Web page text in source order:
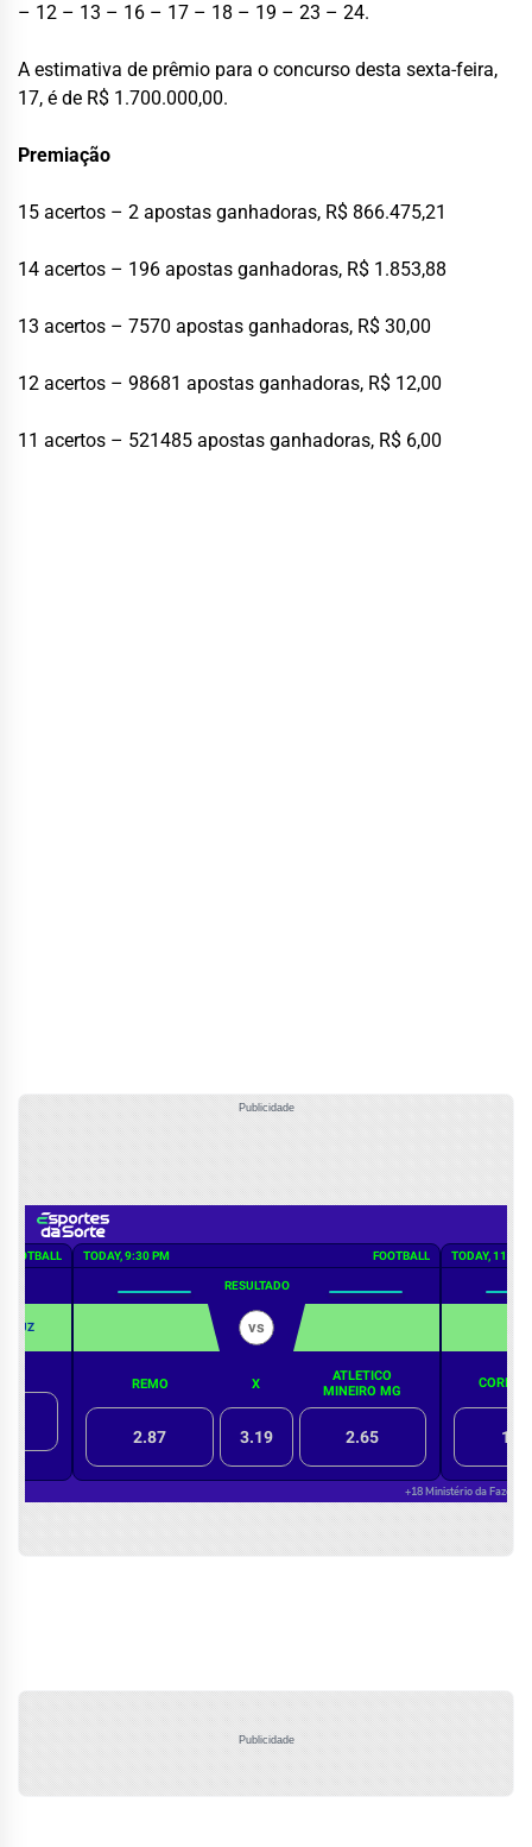
– 12 – 13 – 16 – 17 – 18 – 19 – 23 – 24.
A estimativa de prêmio para o concurso desta sexta-feira,
17, é de R$ 1.700.000,00.
Premiação
15 acertos – 2 apostas ganhadoras, R$ 866.475,21
14 acertos – 196 apostas ganhadoras, R$ 1.853,88
13 acertos – 7570 apostas ganhadoras, R$ 30,00
12 acertos – 98681 apostas ganhadoras, R$ 12,00
11 acertos – 521485 apostas ganhadoras, R$ 6,00
Publicidade
Publicidade